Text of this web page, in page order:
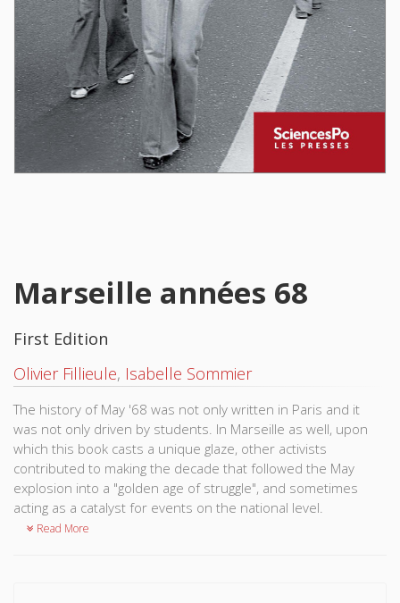
Marseille années 68
First Edition
Olivier Fillieule, Isabelle Sommier
The history of May '68 was not only written in Paris and it
was not only driven by students. In Marseille as well, upon
which this book casts a unique glaze, other activists
contributed to making the decade that followed the May
explosion into a "golden age of struggle", and sometimes
acting as a catalyst for events on the national level.
Read More